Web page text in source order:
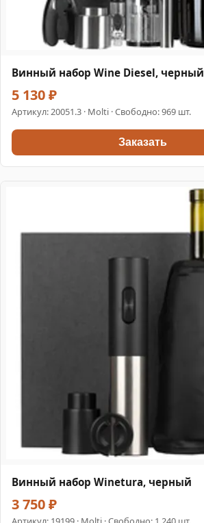
Винный набор Wine Diesel, черный
5 130 ₽
Артикул:20051.3 · Molti · Свободно: 969 шт.
Заказать
Винный набор Winetura, черный
3 750 ₽